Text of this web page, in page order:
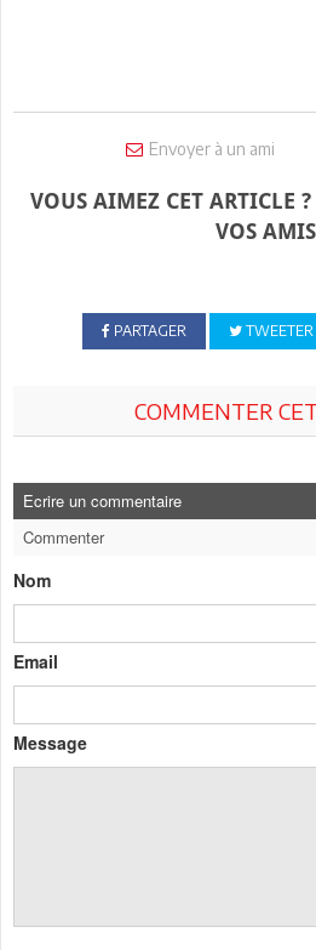
Envoyer à un ami
VOUS AIMEZ CET ARTICLE ?
VOS
PARTAGER TWEETER
COMMENTER
Ecrire un commentaire
Commenter
Nom
Email
Message